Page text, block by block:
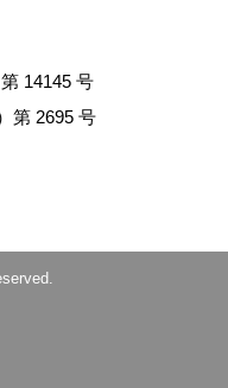
14145 号
第 2695 号